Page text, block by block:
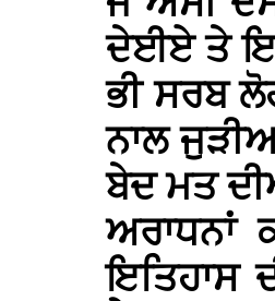
ਦੇਈਏ ਤੇ
ਭੀ ਸਰਬ
ਨਾਲ
ਬੇਦ ਮਤ
ਇਤਿਹਾਸ